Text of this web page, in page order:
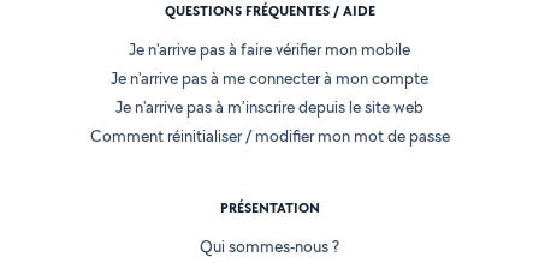
QUESTIONS FRÉQUENTES / AIDE
Je n'arrive pas à faire vérifier mon mobile
Je n'arrive pas à me connecter à mon compte
Je n'arrive pas à m'inscrire depuis le site web
Comment réinitialiser / modifier mon mot de passe
PRÉSENTATION
Qui sommes-nous ?